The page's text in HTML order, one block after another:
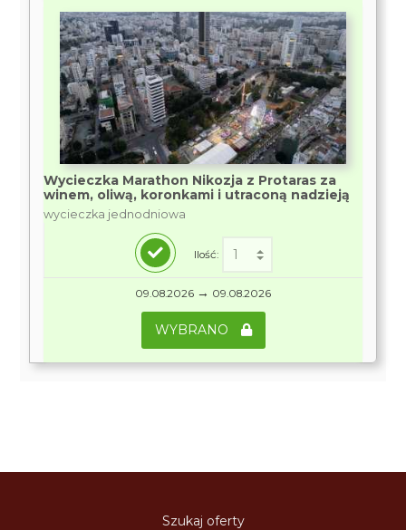
Wycieczka Marathon Nikozja z Protaras za
winem, oliwą, koronkami i utraconą nadzieją
wycieczka jednodniowa
Ilość:
09.08.2026 → 09.08.2026
WYBRANO
Szukaj oferty